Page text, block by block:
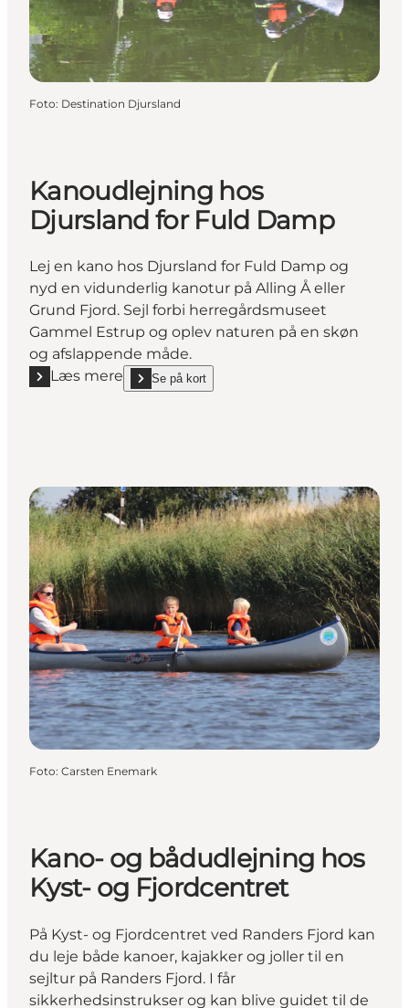
Foto: Destination Djursland
Kanoudlejning hos
Djursland for Fuld Damp
Lej en kano hos Djursland for Fuld Damp og
nyd en vidunderlig kanotur på Alling Å eller
Grund Fjord. Sejl forbi herregårdsmuseet
Gammel Estrup og oplev naturen på en skøn
og afslappende måde.
Læs mere
Læs mere "Kanoudlejning hos Djursland for Fuld
Se på kort
show Kanoudlejning hos Djursland for Fuld Damp
Foto: Carsten Enemark
Kano- og bådudlejning hos
Kyst- og Fjordcentret
På Kyst- og Fjordcentret ved Randers Fjord kan
du leje både kanoer, kajakker og joller til en
sejltur på Randers Fjord. I får
sikkerhedsinstrukser og kan blive guidet til de